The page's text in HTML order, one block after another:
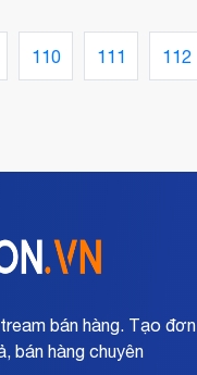
110 111 112
bán hàng. Tạo đơn
bán hàng chuyên